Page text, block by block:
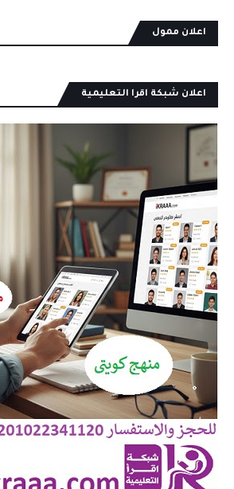
اعلان ممول
اعلان شبكة اقرا التعليمية